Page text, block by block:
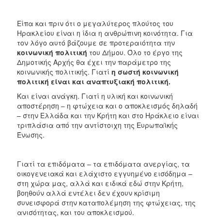
Είπα και πριν ότι ο μεγαλύτερος πλούτος του
Ηρακλείου είναι η ίδια η ανθρώπινη κοινότητα. Για
τον λόγο αυτό βάζουμε σε προτεραιότητα την
κοινωνική πολιτική του Δήμου. Όλο το έργο της
Δημοτικής Αρχής θα έχει την παράμετρο της
κοινωνικής πολιτικής. Γιατί η σωστή κοινωνική
πολιτική είναι και αναπτυξιακή πολιτική.
Και είναι ανάγκη. Γιατί η υλική και κοινωνική
αποστέρηση – η φτώχεια και ο αποκλεισμός δηλαδή
– στην Ελλάδα και την Κρήτη και στο Ηράκλειο είναι
τριπλάσια από την αντίστοιχη της Ευρωπαϊκής
Ένωσης.
Γιατί τα επιδόματα – τα επιδόματα ανεργίας, τα
οικογενειακά και ελάχιστο εγγυημένο εισόδημα –
στη χώρα μας, αλλά και ειδικά εδώ στην Κρήτη,
βοηθούν αλλά εντέλει δεν έχουν κρίσιμη
συνεισφορά στην καταπολέμηση της φτώχειας, της
ανισότητας, και του αποκλεισμού.